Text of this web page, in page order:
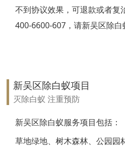
扬州白蚁防治
宝应白蚁防治
镇江白蚁防治
丹阳白蚁防治
扬中白蚁防治
不到协议效果，可退款或者复
400-6600-607，请新吴区除白
新吴区除白蚁项目
灭除白蚁 注重预防
新吴区除白蚁服务项目包括：
草地绿地、树木森林、公园园